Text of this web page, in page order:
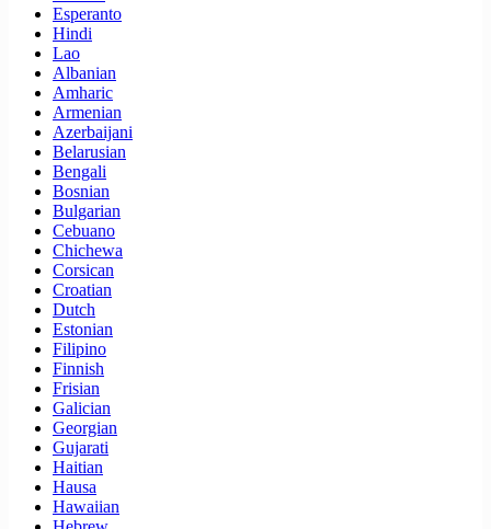
Esperanto
Hindi
Lao
Albanian
Amharic
Armenian
Azerbaijani
Belarusian
Bengali
Bosnian
Bulgarian
Cebuano
Chichewa
Corsican
Croatian
Dutch
Estonian
Filipino
Finnish
Frisian
Galician
Georgian
Gujarati
Haitian
Hausa
Hawaiian